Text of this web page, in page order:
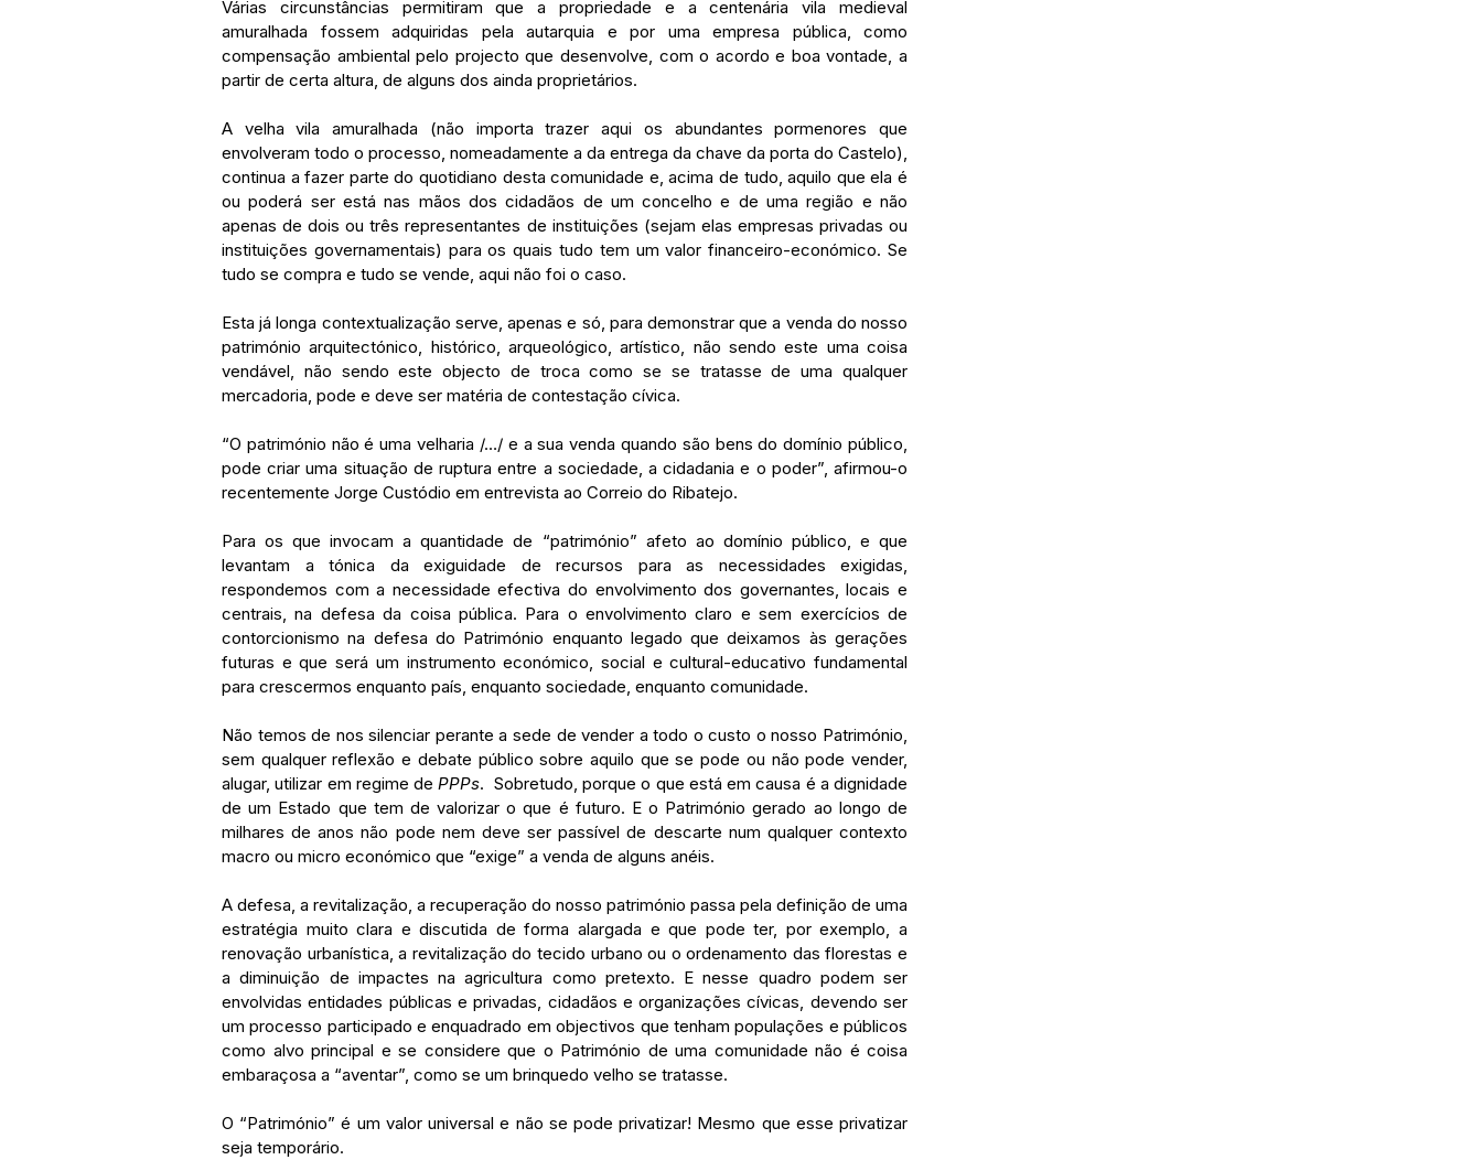
Várias circunstâncias permitiram que a propriedade e a centenária vila medieval
amuralhada fossem adquiridas pela autarquia e por uma empresa pública, como
compensação ambiental pelo projecto que desenvolve, com o acordo e boa vontade, a
partir de certa altura, de alguns dos ainda proprietários.
A velha vila amuralhada (não importa trazer aqui os abundantes pormenores que
envolveram todo o processo, nomeadamente a da entrega da chave da porta do Castelo),
continua a fazer parte do quotidiano desta comunidade e, acima de tudo, aquilo que ela é
ou poderá ser está nas mãos dos cidadãos de um concelho e de uma região e não
apenas de dois ou três representantes de instituições (sejam elas empresas privadas ou
instituições governamentais) para os quais tudo tem um valor financeiro-económico. Se
tudo se compra e tudo se vende, aqui não foi o caso.
Esta já longa contextualização serve, apenas e só, para demonstrar que a venda do nosso
património arquitectónico, histórico, arqueológico, artístico, não sendo este uma coisa
vendável, não sendo este objecto de troca como se se tratasse de uma qualquer
mercadoria, pode e deve ser matéria de contestação cívica.
“O património não é uma velharia /…/ e a sua venda quando são bens do domínio público,
pode criar uma situação de ruptura entre a sociedade, a cidadania e o poder”, afirmou-o
recentemente Jorge Custódio em entrevista ao Correio do Ribatejo.
Para os que invocam a quantidade de “património” afeto ao domínio público, e que
levantam a tónica da exiguidade de recursos para as necessidades exigidas,
respondemos com a necessidade efectiva do envolvimento dos governantes, locais e
centrais, na defesa da coisa pública. Para o envolvimento claro e sem exercícios de
contorcionismo na defesa do Património enquanto legado que deixamos às gerações
futuras e que será um instrumento económico, social e cultural-educativo fundamental
para crescermos enquanto país, enquanto sociedade, enquanto comunidade.
Não temos de nos silenciar perante a sede de vender a todo o custo o nosso Património,
sem qualquer reflexão e debate público sobre aquilo que se pode ou não pode vender,
alugar, utilizar em regime de PPPs.  Sobretudo, porque o que está em causa é a dignidade
de um Estado que tem de valorizar o que é futuro. E o Património gerado ao longo de
milhares de anos não pode nem deve ser passível de descarte num qualquer contexto
macro ou micro económico que “exige” a venda de alguns anéis.
A defesa, a revitalização, a recuperação do nosso património passa pela definição de uma
estratégia muito clara e discutida de forma alargada e que pode ter, por exemplo, a
renovação urbanística, a revitalização do tecido urbano ou o ordenamento das florestas e
a diminuição de impactes na agricultura como pretexto. E nesse quadro podem ser
envolvidas entidades públicas e privadas, cidadãos e organizações cívicas, devendo ser
um processo participado e enquadrado em objectivos que tenham populações e públicos
como alvo principal e se considere que o Património de uma comunidade não é coisa
embaraçosa a “aventar”, como se um brinquedo velho se tratasse.
O “Património” é um valor universal e não se pode privatizar! Mesmo que esse privatizar
seja temporário.